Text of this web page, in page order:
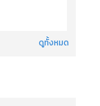
ดูทั้งหมด